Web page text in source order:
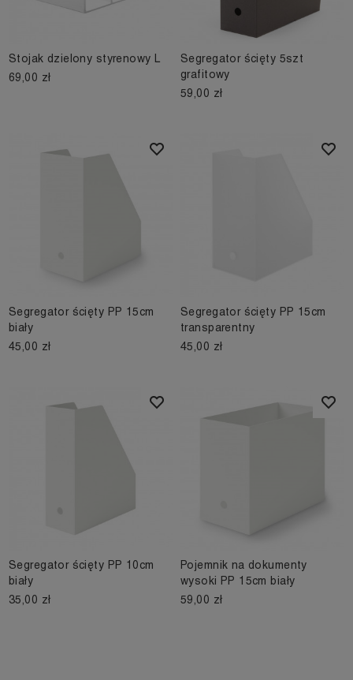
Stojak dzielony styrenowy L
69,00 zł
Segregator ścięty 5szt
grafitowy
59,00 zł
Segregator ścięty PP 15cm
biały
45,00 zł
Segregator ścięty PP 15cm
transparentny
45,00 zł
Segregator ścięty PP 10cm
biały
35,00 zł
Pojemnik na dokumenty
wysoki PP 15cm biały
59,00 zł